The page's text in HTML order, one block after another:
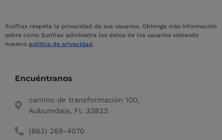
SunTrax respeta la privacidad de sus usuarios. Obtenga más información
sobre cómo SunTrax administra los datos de los usuarios visitando
nuestro política de privacidad .
Encuéntranos
camino de transformación 100,
Auburndale, FL 33823
(863) 269-4070​